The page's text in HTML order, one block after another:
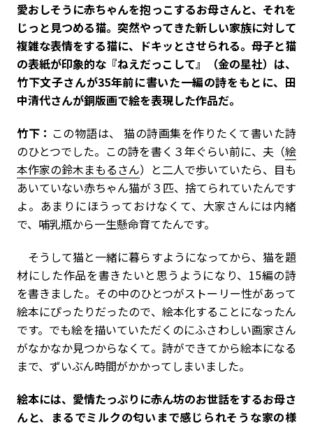
――愛おしそうに赤ちゃんを抱っこするお母さんと、それを
じっと見つめる猫。突然やってきた新しい家族に対して
複雑な表情をする猫に、ドキッとさせられる。母子と猫
の表紙が印象的な『ねえだっこして』（金の星社）は、
竹下文子さんが35年前に書いた一編の詩をもとに、田
中清代さんが銅版画で絵を表現した作品だ。
竹下： この物語は、 猫の詩画集を作りたくて書いた詩
のひとつでした。この詩を書く３年ぐらい前に、夫（絵
本作家の鈴木まもるさん）と二人で歩いていたら、目も
あいていない赤ちゃん猫が３匹、捨てられていたんです
よ。あまりにほうっておけなくて、大家さんには内緒
で、哺乳瓶から一生懸命育てたんです。
そうして猫と一緒に暮らすようになってから、猫を題
材にした作品を書きたいと思うようになり、15編の詩
を書きました。その中のひとつがストーリー性があって
絵本にぴったりだったので、絵本化することになったん
です。でも絵を描いていただくのにふさわしい画家さん
がなかなか見つからなくて。詩ができてから絵本になる
まで、ずいぶん時間がかかってしまいました。
――絵本には、愛情たっぷりに赤ん坊のお世話をするお母さ
んと、まるでミルクの匂いまで感じられそうな家の様